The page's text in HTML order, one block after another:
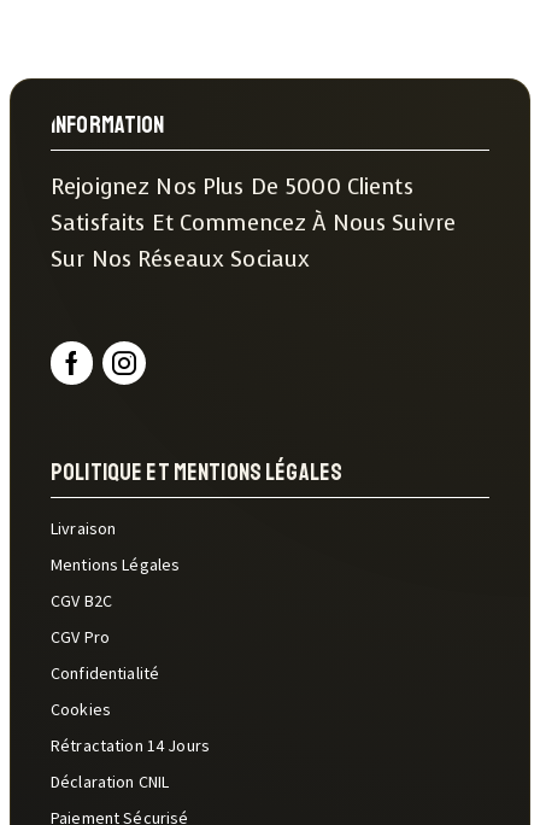
Information
Rejoignez Nos Plus De 5000 Clients
Satisfaits Et Commencez À Nous Suivre
Sur Nos Réseaux Sociaux
Politique Et Mentions Légales
Livraison
Mentions Légales
CGV B2C
CGV Pro
Confidentialité
Cookies
Rétractation 14 Jours
Déclaration CNIL
Paiement Sécurisé